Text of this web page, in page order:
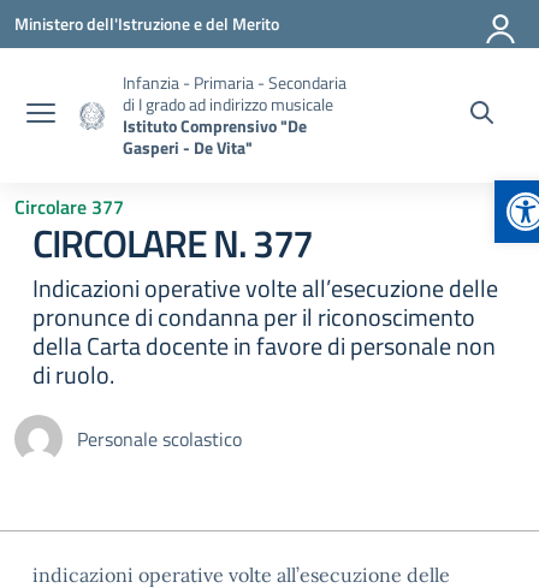
Vai ai contenuti
Vai al menu di navigazione
Vai al footer
Ministero dell'Istruzione e del Merito
Infanzia - Primaria - Secondaria
di I grado ad indirizzo musicale
Istituto Comprensivo "De
Gasperi - De Vita"
Circolare 377
CIRCOLARE N. 377
Indicazioni operative volte all’esecuzione delle
pronunce di condanna per il riconoscimento
della Carta docente in favore di personale non
di ruolo.
Personale scolastico
indicazioni operative volte all’esecuzione delle